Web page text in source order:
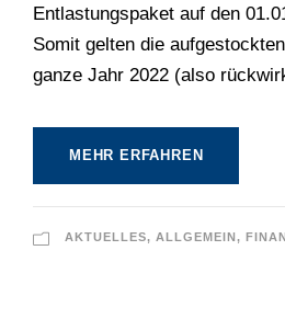
Entlastungspaket auf den
Somit gelten die
ganze Jahr 2022 (also
MEHR ERFAHREN
AKTUELLES, ALLGEMEIN ,